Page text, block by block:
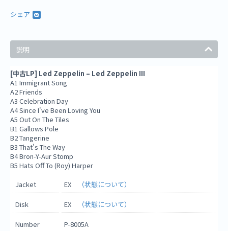
シェア
説明
[中古LP] Led Zeppelin – Led Zeppelin III
A1 Immigrant Song
A2 Friends
A3 Celebration Day
A4 Since I've Been Loving You
A5 Out On The Tiles
B1 Gallows Pole
B2 Tangerine
B3 That's The Way
B4 Bron-Y-Aur Stomp
B5 Hats Off To (Roy) Harper
Jacket
EX （状態について）
Disk EX （状態について）
Number P-8005A